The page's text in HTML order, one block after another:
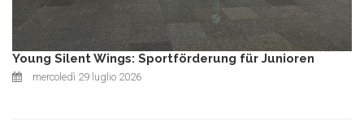
Young Silent Wings: Sportförderung für Junioren
mercoledì 29 luglio 2026